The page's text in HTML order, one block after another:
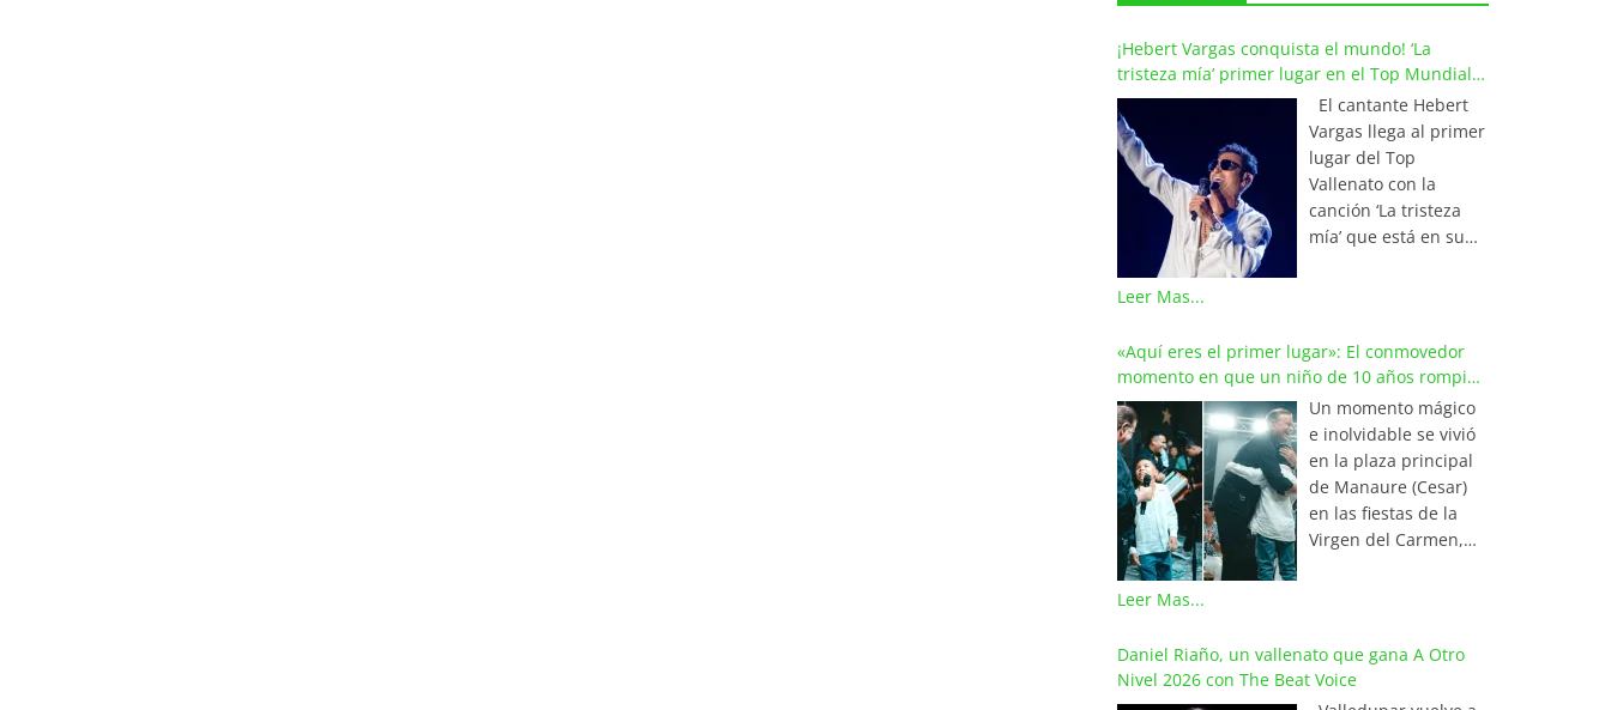
¡Hebert Vargas conquista el mundo! ‘La
tristeza mía’ primer lugar en el Top Mundial
del Vallenato
El cantante Hebert
Vargas llega al primer
lugar del Top
Vallenato con la
canción ‘La tristeza
mía’ que está en su
de los listados
musicales en
Colombia y países de
América y Europa.
Esta emotiva
composición del
maestro Wilfran
Castillo se posicionó
en el primer lugar de
internacional que
integra a los
Leer Mas...
«Aquí eres el primer lugar»: El conmovedor
momento en que un niño de 10 años rompió
en llanto al cantar con Iván Villazón
Un momento mágico
e inolvidable se vivió
en la plaza principal
de Manaure (Cesar)
en las fiestas de la
Virgen del Carmen,
a miles de asistentes
al romper en llanto
Leer Mas...
Daniel Riaño, un vallenato que gana A Otro
Nivel 2026 con The Beat Voice